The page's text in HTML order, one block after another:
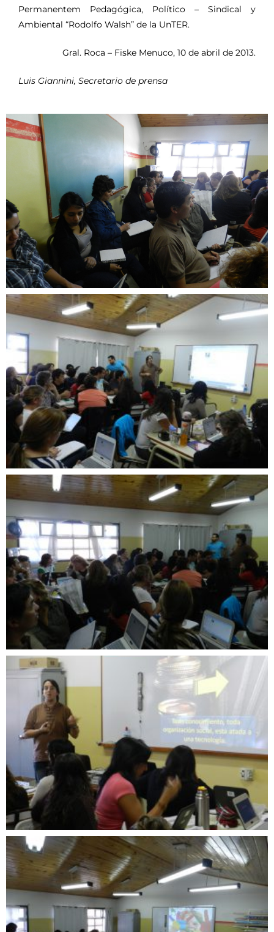
Permanentem Pedagógica, Político – Sindical y
Ambiental “Rodolfo Walsh” de la UnTER.
Gral. Roca – Fiske Menuco, 10 de abril de 2013.
Luis Giannini, Secretario de prensa